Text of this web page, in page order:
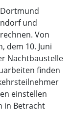
und
Von
dem 10. Juni
Nachtbaustelle
finden
einstellen
in Betracht